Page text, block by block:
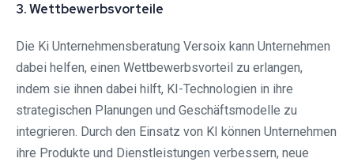
3. Wettbewerbsvorteile
Die Ki Unternehmensberatung Versoix kann Unternehmen
dabei helfen, einen Wettbewerbsvorteil zu erlangen,
indem sie ihnen dabei hilft, KI-Technologien in ihre
strategischen Planungen und Geschäftsmodelle zu
integrieren. Durch den Einsatz von KI können Unternehmen
ihre Produkte und Dienstleistungen verbessern, neue